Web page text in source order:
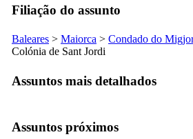
Filiação do assunto
Baleares > Maiorca > Condado do
Colónia de Sant Jordi
Assuntos mais detalhados
Assuntos próximos